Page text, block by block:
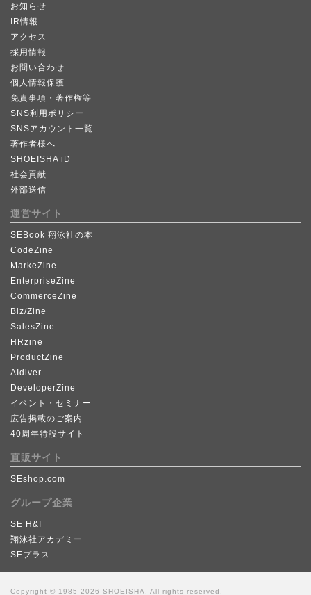
お知らせ
IR情報
アクセス
採用情報
お問い合わせ
個人情報保護
免責事項・著作権等
SNS利用ポリシー
SNSアカウント一覧
著作者様へ
SHOEISHA iD
社会貢献
外部送信
運営サイト
SEBook 翔泳社の本
CodeZine
MarkeZine
EnterpriseZine
CommerceZine
Biz/Zine
SalesZine
HRzine
ProductZine
AIdiver
DeveloperZine
イベント・セミナー
広告掲載のご案内
40周年特設サイト
直販サイト
SEshop.com
グループ企業
SE H&I
翔泳社アカデミー
SEプラス
Copyright © 1985-2026 SHOEISHA, All rights reserved.